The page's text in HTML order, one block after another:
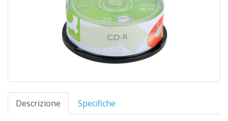
Descrizione Specifiche